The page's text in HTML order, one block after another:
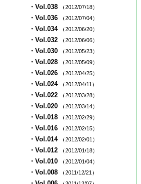
・Vol.038 （2012/07/18）
・Vol.036 （2012/07/04）
・Vol.034 （2012/06/20）
・Vol.032 （2012/06/06）
・Vol.030 （2012/05/23）
・Vol.028 （2012/05/09）
・Vol.026 （2012/04/25）
・Vol.024 （2012/04/11）
・Vol.022 （2012/03/28）
・Vol.020 （2012/03/14）
・Vol.018 （2012/02/29）
・Vol.016 （2012/02/15）
・Vol.014 （2012/02/01）
・Vol.012 （2012/01/18）
・Vol.010 （2012/01/04）
・Vol.008 （2011/12/21）